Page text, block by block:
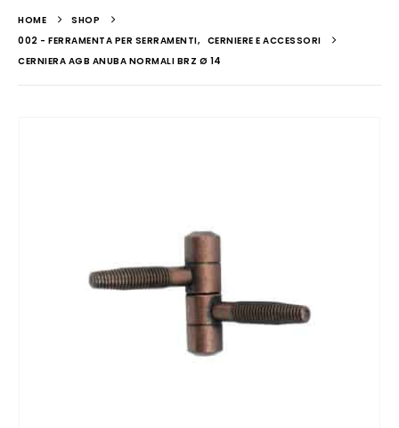
HOME
SHOP
002 - FERRAMENTA PER SERRAMENTI, CERNIERE E ACCESSORI
CERNIERA AGB ANUBA NORMALI BRZ Ø 14